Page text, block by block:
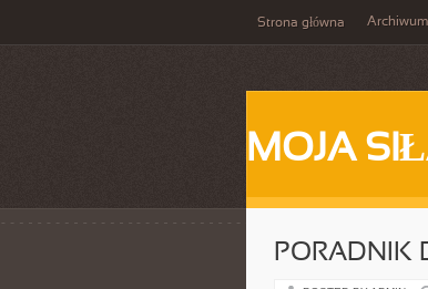
Strona główna Archiwum
MOJA
PORADNIK